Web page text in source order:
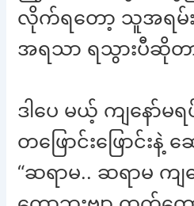
လိုက်ရတော့ သူအရမ်း
အရသာ ရသွားပီဆို
ဒါပေ မယ့် ကျနော်မ
တဖြောင်းဖြောင်းနဲ့
“ဆရာမ.. ဆရာမ ကျ